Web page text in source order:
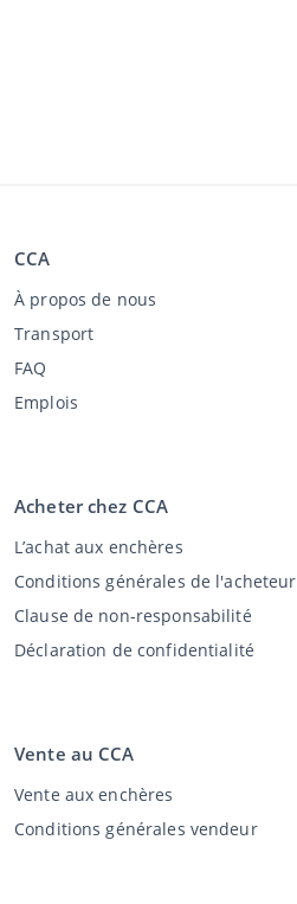
CCA
À propos de nous
Transport
FAQ
Emplois
Acheter chez CCA
L’achat aux enchères
Conditions générales de l'acheteur
Clause de non-responsabilité
Déclaration de confidentialité
Vente au CCA
Vente aux enchères
Conditions générales vendeur